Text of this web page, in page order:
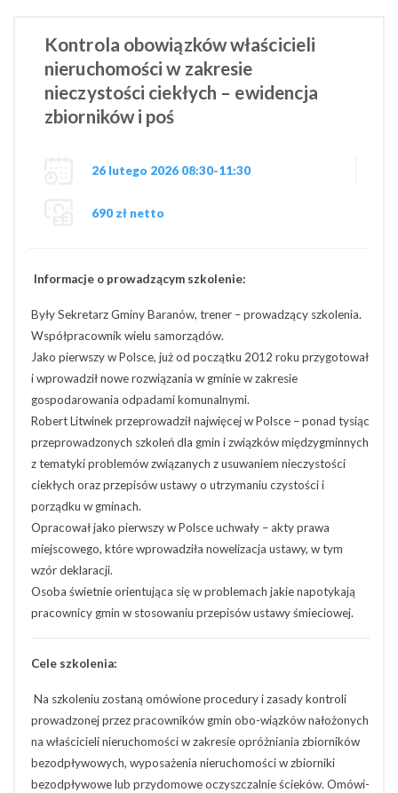
Kontrola obowiązków właścicieli
nieruchomości w zakresie
nieczystości ciekłych – ewidencja
zbiorników i poś
26 lutego 2026 08:30-11:30
690 zł netto
Informacje o prowadzącym szkolenie:
Były Sekretarz Gminy Baranów, trener – prowadzący szkolenia.
Współpracownik wielu samorządów.
Jako pierwszy w Polsce, już od początku 2012 roku przygotował
i wprowadził nowe rozwiązania w gminie w zakresie
gospodarowania odpadami komunalnymi.
Robert Litwinek przeprowadził najwięcej w Polsce – ponad tysiąc
przeprowadzonych szkoleń dla gmin i związków międzygminnych
z tematyki problemów związanych z usuwaniem nieczystości
ciekłych oraz przepisów ustawy o utrzymaniu czystości i
porządku w gminach.
Opracował jako pierwszy w Polsce uchwały – akty prawa
miejscowego, które wprowadziła nowelizacja ustawy, w tym
wzór deklaracji.
Osoba świetnie orientująca się w problemach jakie napotykają
pracownicy gmin w stosowaniu przepisów ustawy śmieciowej.
Cele szkolenia:
Na szkoleniu zostaną omówione procedury i zasady kontroli
prowadzonej przez pracowników gmin obo-wiązków nałożonych
na właścicieli nieruchomości w zakresie opróżniania zbiorników
bezodpływowych, wyposażenia nieruchomości w zbiorniki
bezodpływowe lub przydomowe oczyszczalnie ścieków. Omówi-